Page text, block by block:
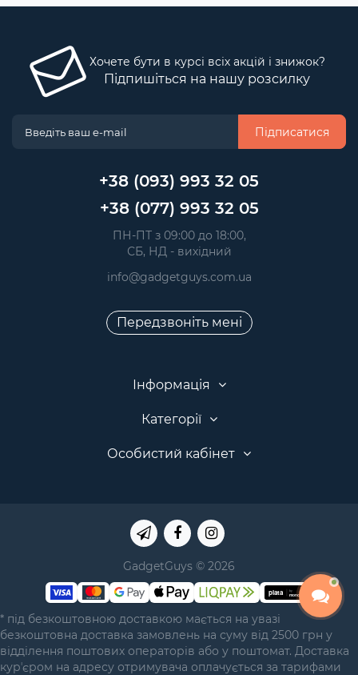
Хочете бути в курсі всіх акцій і знижок?
Підпишіться на нашу розсилку
Підписатися
+38 (093) 993 32 05
+38 (077) 993 32 05
ПН-ПТ з 09:00 до 18:00,
СБ, НД - вихідний
info@gadgetguys.com.ua
Передзвоніть мені
Інформація
Категорії
Особистий кабінет
GadgetGuys © 2026
* під безкоштовною доставкою мається на увазі
безкоштовна доставка замовлень на суму від 2500 грн у
відділення поштових операторів або у поштомат. Доставка
курʼєром на адресу отримувача оплачується за тарифами